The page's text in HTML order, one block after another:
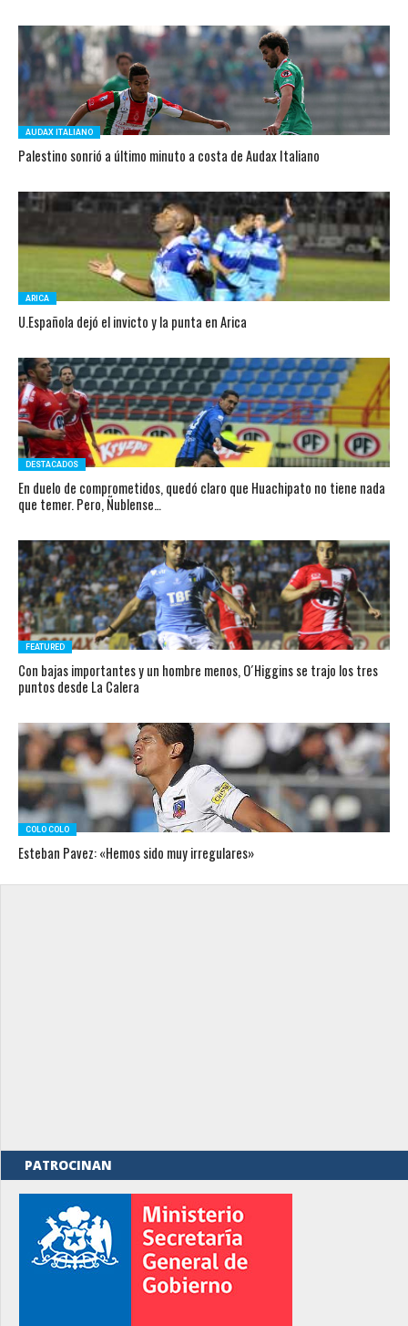
AUDAX ITALIANO
Palestino sonrió a último minuto a costa de Audax Italiano
ARICA
U.Española dejó el invicto y la punta en Arica
DESTACADOS
En duelo de comprometidos, quedó claro que Huachipato no tiene nada
que temer. Pero, Ñublense…
FEATURED
Con bajas importantes y un hombre menos, O´Higgins se trajo los tres
puntos desde La Calera
COLO COLO
Esteban Pavez: «Hemos sido muy irregulares»
PATROCINAN